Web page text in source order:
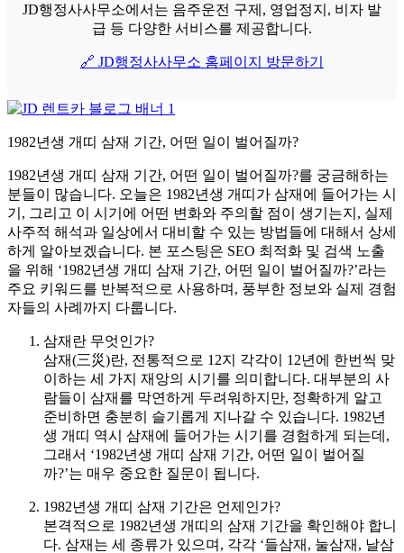
JD행정사사무소에서는 음주운전 구제, 영업정지, 비자 발
급 등 다양한 서비스를 제공합니다.
🔗 JD행정사사무소 홈페이지 방문하기
1982년생 개띠 삼재 기간, 어떤 일이 벌어질까?
1982년생 개띠 삼재 기간, 어떤 일이 벌어질까?를 궁금해하는
분들이 많습니다. 오늘은 1982년생 개띠가 삼재에 들어가는 시
기, 그리고 이 시기에 어떤 변화와 주의할 점이 생기는지, 실제
사주적 해석과 일상에서 대비할 수 있는 방법들에 대해서 상세
하게 알아보겠습니다. 본 포스팅은 SEO 최적화 및 검색 노출
을 위해 ‘1982년생 개띠 삼재 기간, 어떤 일이 벌어질까?’라는
주요 키워드를 반복적으로 사용하며, 풍부한 정보와 실제 경험
자들의 사례까지 다룹니다.
삼재란 무엇인가?
삼재(三災)란, 전통적으로 12지 각각이 12년에 한번씩 맞
이하는 세 가지 재앙의 시기를 의미합니다. 대부분의 사
람들이 삼재를 막연하게 두려워하지만, 정확하게 알고
준비하면 충분히 슬기롭게 지나갈 수 있습니다. 1982년
생 개띠 역시 삼재에 들어가는 시기를 경험하게 되는데,
그래서 ‘1982년생 개띠 삼재 기간, 어떤 일이 벌어질
까?’는 매우 중요한 질문이 됩니다.
1982년생 개띠 삼재 기간은 언제인가?
본격적으로 1982년생 개띠의 삼재 기간을 확인해야 합니
다. 삼재는 세 종류가 있으며, 각각 ‘들삼재, 눌삼재, 날삼